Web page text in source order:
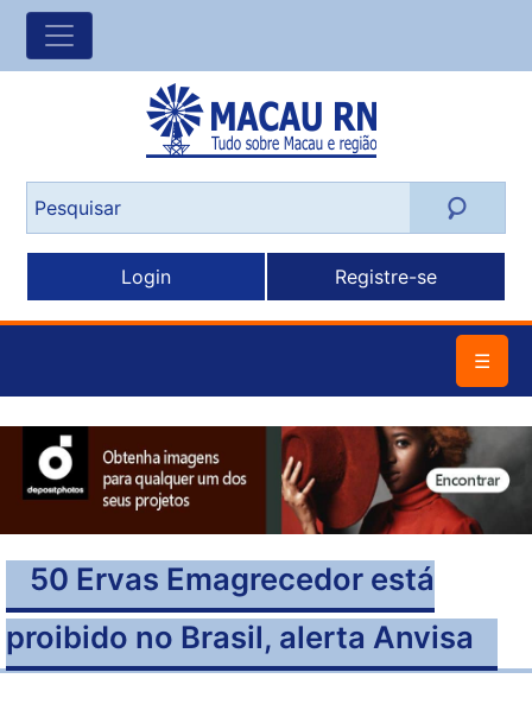
Login Registre-se
☰
50 Ervas Emagrecedor está
proibido no Brasil, alerta Anvisa